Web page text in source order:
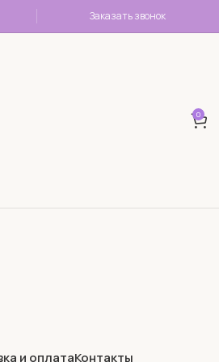
Заказать звонок
0
и оплатаКонтакты